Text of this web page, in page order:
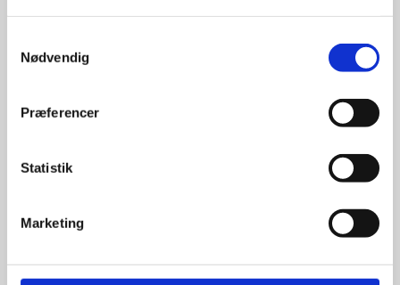
Nødvendig
Præferencer
Statistik
Marketing
idé til et konkret produkt, eller et